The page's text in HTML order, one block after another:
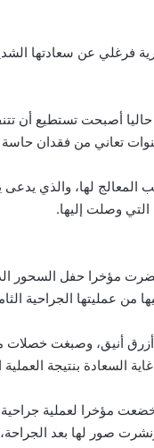
فرغلي عن سعادتها
حاليا أصبحت تستطيع
لها، والذي يدعى
التي وصلت إليها.
مؤخرا حفل السحور
من عمليتها الجراحية
أنيق، وصبغت خصلات
السعادة بنتيجة العملية
مؤخرا لعملية
صور لها بعد